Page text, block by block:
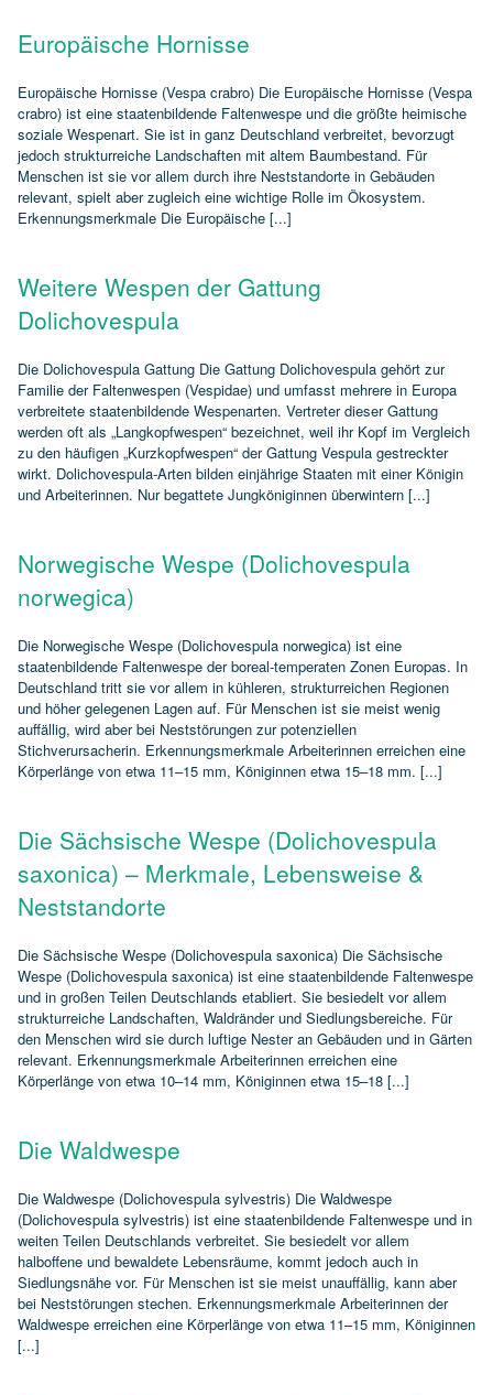
Europäische Hornisse
Europäische Hornisse (Vespa crabro) Die Europäische Hornisse (Vespa
crabro) ist eine staatenbildende Faltenwespe und die größte heimische
soziale Wespenart. Sie ist in ganz Deutschland verbreitet, bevorzugt
jedoch strukturreiche Landschaften mit altem Baumbestand. Für
Menschen ist sie vor allem durch ihre Neststandorte in Gebäuden
relevant, spielt aber zugleich eine wichtige Rolle im Ökosystem.
Erkennungsmerkmale Die Europäische [...]
Weitere Wespen der Gattung
Dolichovespula
Die Dolichovespula Gattung Die Gattung Dolichovespula gehört zur
Familie der Faltenwespen (Vespidae) und umfasst mehrere in Europa
verbreitete staatenbildende Wespenarten. Vertreter dieser Gattung
werden oft als „Langkopfwespen“ bezeichnet, weil ihr Kopf im Vergleich
zu den häufigen „Kurzkopfwespen“ der Gattung Vespula gestreckter
wirkt. Dolichovespula‑Arten bilden einjährige Staaten mit einer Königin
und Arbeiterinnen. Nur begattete Jungköniginnen überwintern [...]
Norwegische Wespe (Dolichovespula
norwegica)
Die Norwegische Wespe (Dolichovespula norwegica) ist eine
staatenbildende Faltenwespe der boreal‑temperaten Zonen Europas. In
Deutschland tritt sie vor allem in kühleren, strukturreichen Regionen
und höher gelegenen Lagen auf. Für Menschen ist sie meist wenig
auffällig, wird aber bei Neststörungen zur potenziellen
Stichverursacherin. Erkennungsmerkmale Arbeiterinnen erreichen eine
Körperlänge von etwa 11–15 mm, Königinnen etwa 15–18 mm. [...]
Die Sächsische Wespe (Dolichovespula
saxonica) – Merkmale, Lebensweise &
Neststandorte
Die Sächsische Wespe (Dolichovespula saxonica) Die Sächsische
Wespe (Dolichovespula saxonica) ist eine staatenbildende Faltenwespe
und in großen Teilen Deutschlands etabliert. Sie besiedelt vor allem
strukturreiche Landschaften, Waldränder und Siedlungsbereiche. Für
den Menschen wird sie durch luftige Nester an Gebäuden und in Gärten
relevant. Erkennungsmerkmale Arbeiterinnen erreichen eine
Körperlänge von etwa 10–14 mm, Königinnen etwa 15–18 [...]
Die Waldwespe
Die Waldwespe (Dolichovespula sylvestris) Die Waldwespe
(Dolichovespula sylvestris) ist eine staatenbildende Faltenwespe und in
weiten Teilen Deutschlands verbreitet. Sie besiedelt vor allem
halboffene und bewaldete Lebensräume, kommt jedoch auch in
Siedlungsnähe vor. Für Menschen ist sie meist unauffällig, kann aber
bei Neststörungen stechen. Erkennungsmerkmale Arbeiterinnen der
Waldwespe erreichen eine Körperlänge von etwa 11–15 mm, Königinnen
[...]